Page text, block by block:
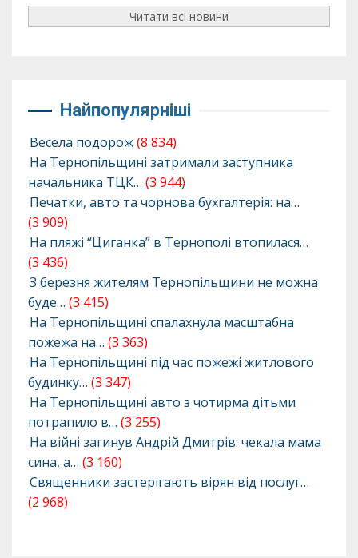
Читати всі новини
Найпопулярніші
Весела подорож(8 834)
На Тернопільщині затримали заступника
начальника ТЦК… (3 944)
Печатки, авто та чорнова бухгалтерія: на…
(3 909)
На пляжі “Циганка” в Тернополі втопилася…
(3 436)
З березня жителям Тернопільщини не можна
буде… (3 415)
На Тернопільщині спалахнула масштабна
пожежа на… (3 363)
На Тернопільщині під час пожежі житлового
будинку… (3 347)
На Тернопільщині авто з чотирма дітьми
потрапило в… (3 255)
На війні загинув Андрій Дмитрів: чекала мама
сина, а… (3 160)
Священники застерігають вірян від послуг…
(2 968)